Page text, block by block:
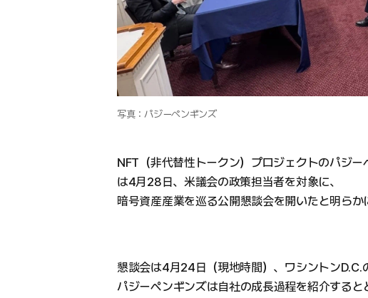
写真：パジーペンギンズ
NFT（非代替性トークン）プロジェクトのパジ
は4月28日、米議会の政策担当者を対象に、
暗号資産産業を巡る公開懇談会を開いたと明らか
懇談会は4月24日（現地時間）、ワシントンD.C.
パジーペンギンズは自社の成長過程を紹介すると